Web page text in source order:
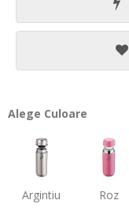
Alege Culoare
Argintiu Roz